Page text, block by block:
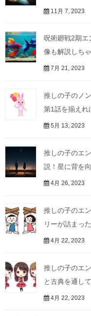
11月 7, 2023
呪術廻戦2期エ
像も解説しち
7月 21, 2023
推しの子のノ
第1話を揃えれ
5月 13, 2023
推しの子のエ
説！星に背を
4月 26, 2023
推しの子のエ
リーが詰まっ
4月 22, 2023
推しの子のエ
と古典を通し
4月 22, 2023